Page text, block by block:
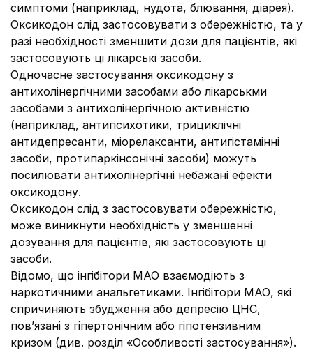
симптоми (наприклад, нудота, блювання, діарея).
Оксикодон слід застосовувати з обережністю, та у
разі необхідності зменшити дози для пацієнтів, які
застосовують ці лікарські засоби.
Одночасне застосування оксикодону з
антихолінергічними засобами або лікарськми
засобами з антихолінергічною активністю
(наприклад, антипсихотики, трициклічні
антидепресанти, міорелаксанти, антигістамінні
засоби, протипаркінсонічні засоби) можуть
посилювати антихолінергічні небажані ефекти
оксикодону.
Оксикодон слід з застосовувати обережністю,
може виникнути необхідність у зменшенні
дозування для пацієнтів, які застосовують ці
засоби.
Відомо, що інгібітори МАО взаємодіють з
наркотичними анальгетиками. Інгібітори МАО, які
спричиняють збудження або депресію ЦНС,
пов’язані з гіпертонічним або гіпотензивним
кризом (див. розділ «Особливості застосування»).